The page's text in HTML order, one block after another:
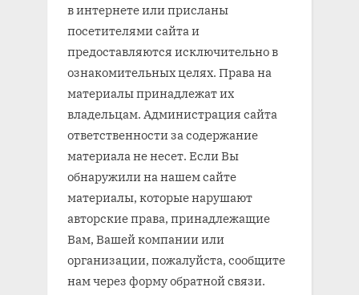
в интернете или присланы
посетителями сайта и
предоставляются исключительно в
ознакомительных целях. Права на
материалы принадлежат их
владельцам. Администрация сайта
ответственности за содержание
материала не несет. Если Вы
обнаружили на нашем сайте
материалы, которые нарушают
авторские права, принадлежащие
Вам, Вашей компании или
организации, пожалуйста, сообщите
нам через форму обратной связи.